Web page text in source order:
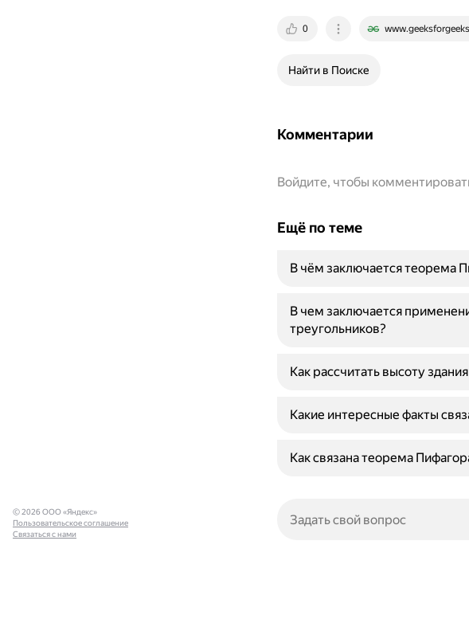
0
Найти в Поиске
Комментарии
Войдите, чтобы
Ещё по теме
В чём заключается теорема
В чем заключается
треугольников?
Как рассчитать высоту
Какие интересные факты
Как связана теорема
© 2026 ООО «Яндекс»
Пользовательское соглашение
Связаться с нами